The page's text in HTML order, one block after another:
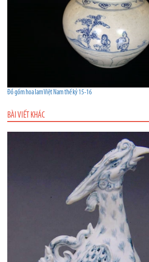
Đồ gốm hoa lam Việt Nam thế kỷ 15-16
BÀI VIẾT KHÁC